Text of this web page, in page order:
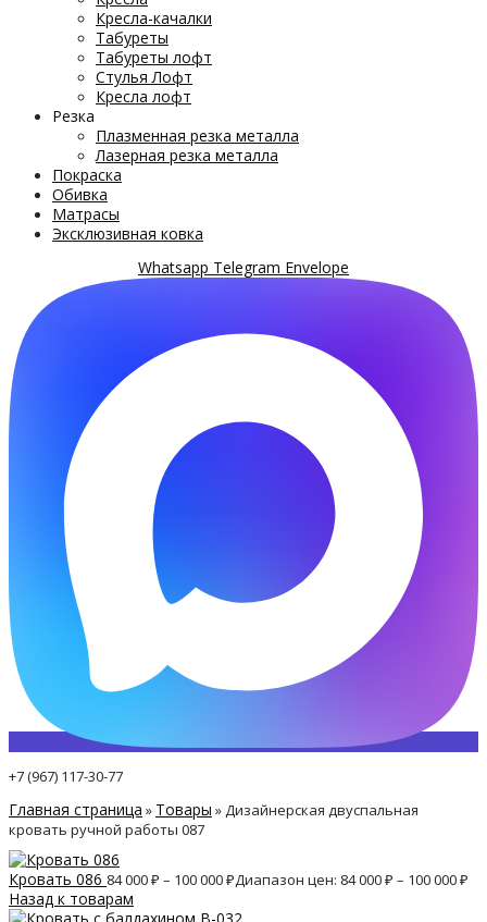
Кресла-качалки
Табуреты
Табуреты лофт
Стулья Лофт
Кресла лофт
Резка
Плазменная резка металла
Лазерная резка металла
Покраска
Обивка
Матрасы
Эксклюзивная ковка
Whatsapp Telegram Envelope
+7 (967) 117-30-77
Главная страница » Товары »Дизайнерская двуспальная
кровать ручной работы 087
Кровать 086 84 000₽ – 100 000₽Диапазон цен: 84 000 ₽ – 100 000 ₽
Назад к товарам